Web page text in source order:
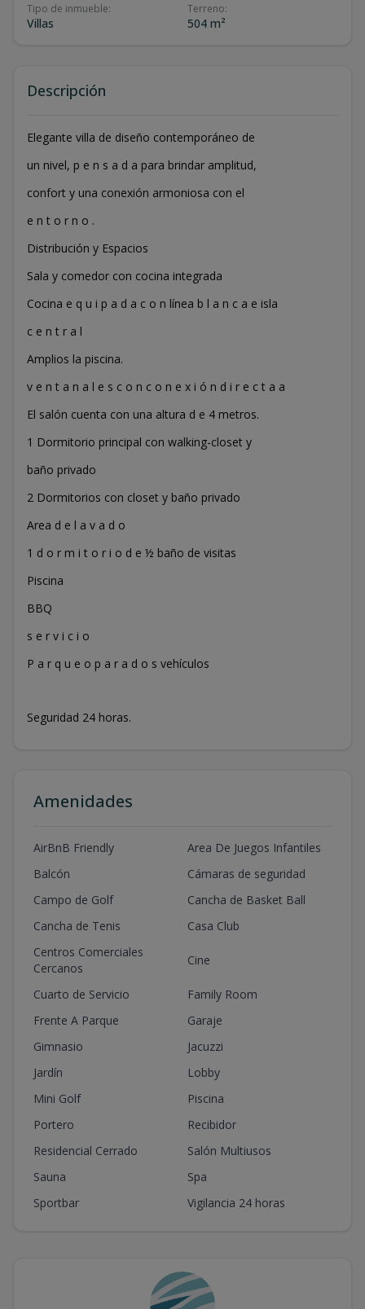
Tipo de inmueble:
Villas
Terreno:
504 m²
Descripción
Elegante villa de diseño contemporáneo de
un nivel, p e n s a d a para brindar amplitud,
confort y una conexión armoniosa con el
e n t o r n o .
Distribución y Espacios
Sala y comedor con cocina integrada
Cocina e q u i p a d a c o n línea b l a n c a e isla
c e n t r a l
Amplios la piscina.
v e n t a n a l e s c o n c o n e x i ó n d i r e c t a a
El salón cuenta con una altura d e 4 metros.
1 Dormitorio principal con walking-closet y
baño privado
2 Dormitorios con closet y baño privado
Area d e l a v a d o
1 d o r m i t o r i o d e ½ baño de visitas
Piscina
BBQ
s e r v i c i o
P a r q u e o p a r a d o s vehículos
Seguridad 24 horas.
Amenidades
AirBnB Friendly
Area De Juegos Infantiles
Balcón
Cámaras de seguridad
Campo de Golf
Cancha de Basket Ball
Cancha de Tenis
Casa Club
Centros Comerciales
Cercanos
Cine
Cuarto de Servicio
Family Room
Frente A Parque
Garaje
Gimnasio
Jacuzzi
Jardín
Lobby
Mini Golf
Piscina
Portero
Recibidor
Residencial Cerrado
Salón Multiusos
Sauna
Spa
Sportbar
Vigilancia 24 horas